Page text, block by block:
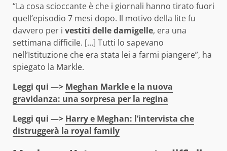
“La cosa scioccante è che i giornali hanno tirato fuori
quell’episodio 7 mesi dopo. Il motivo della lite fu
davvero per i vestiti delle damigelle, era una
settimana difficile. […] Tutti lo sapevano
nell’Istituzione che era stata lei a farmi piangere”, ha
spiegato la Markle.
Leggi qui —> Meghan Markle e la nuova
gravidanza: una sorpresa per la regina
Leggi qui —> Harry e Meghan: l’intervista che
distruggerà la royal family